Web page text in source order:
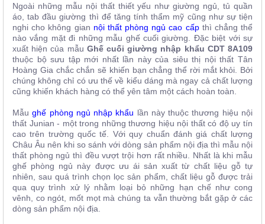
Thất
Nhà
Hàng
Hàng
Ngoài những mẫu nội thất thiết yếu như giường ngủ, tủ quần
áo, tab đầu giường thì để tăng tính thẩm mỹ cũng như sự tiện
nghi cho không gian nội thất phòng ngủ cao cấpthì chẳng thể
nào vắng mặt đi những mẫu ghế cuối giường. Đặc biệt với sự
xuất hiện của mẫu Ghế cuối giường nhập khẩu CDT 8A109
thuộc bộ sưu tập mới nhất lần này của siêu thị nội thất Tân
Hoàng Gia chắc chắn sẽ khiến bạn chẳng thể rời mắt khỏi. Bởi
chúng không chỉ có ưu thế về kiểu dáng mà ngay cả chất lượng
cũng khiến khách hàng có thể yên tâm một cách hoàn toàn.
Mẫughế phòng ngủ nhập khẩu lần này thuộc thương hiệu nội
thất Junian - một trong những thương hiệu nội thất có độ uy tín
cao trên trường quốc tế. Với quy chuẩn đánh giá chất lượng
Châu Âu nên khi so sánh với dòng sản phẩm nội địa thì mẫu nội
thất phòng ngủ thì đều vượt trội hơn rất nhiều. Nhất là khi mẫu
ghế phòng ngủ này được ưu ái sản xuất từ chất liệu gỗ tự
nhiên, sau quá trình chọn lọc sản phẩm, chất liệu gỗ được trải
qua quy trình xử lý nhằm loại bỏ những hạn chế như cong
vênh, co ngót, mốt mọt mà chúng ta vẫn thường bắt gặp ở các
dòng sản phẩm nội địa.